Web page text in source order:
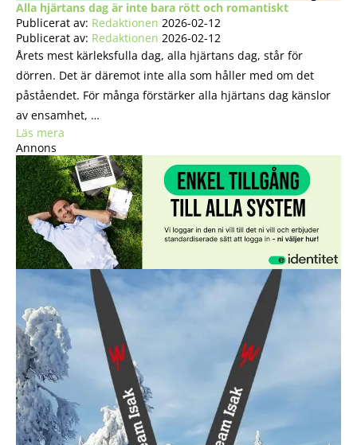
Alla hjärtans dag är inte bara rött och romantiskt
Publicerat av: Redaktionen 2026-02-12
Publicerat av: Redaktionen 2026-02-12
Årets mest kärleksfulla dag, alla hjärtans dag, står för
dörren. Det är däremot inte alla som håller med om det
påståendet. För många förstärker alla hjärtans dag känslor
av ensamhet, …
Läs mera
Annons